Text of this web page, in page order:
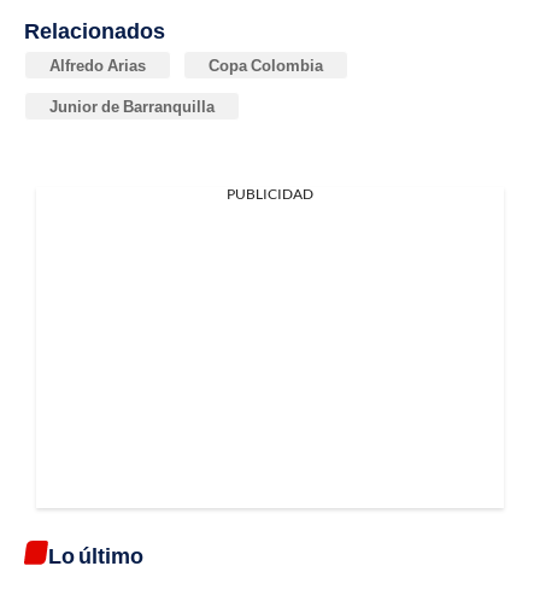
Relacionados
Alfredo Arias Copa Colombia
Junior de Barranquilla
PUBLICIDAD
Lo último